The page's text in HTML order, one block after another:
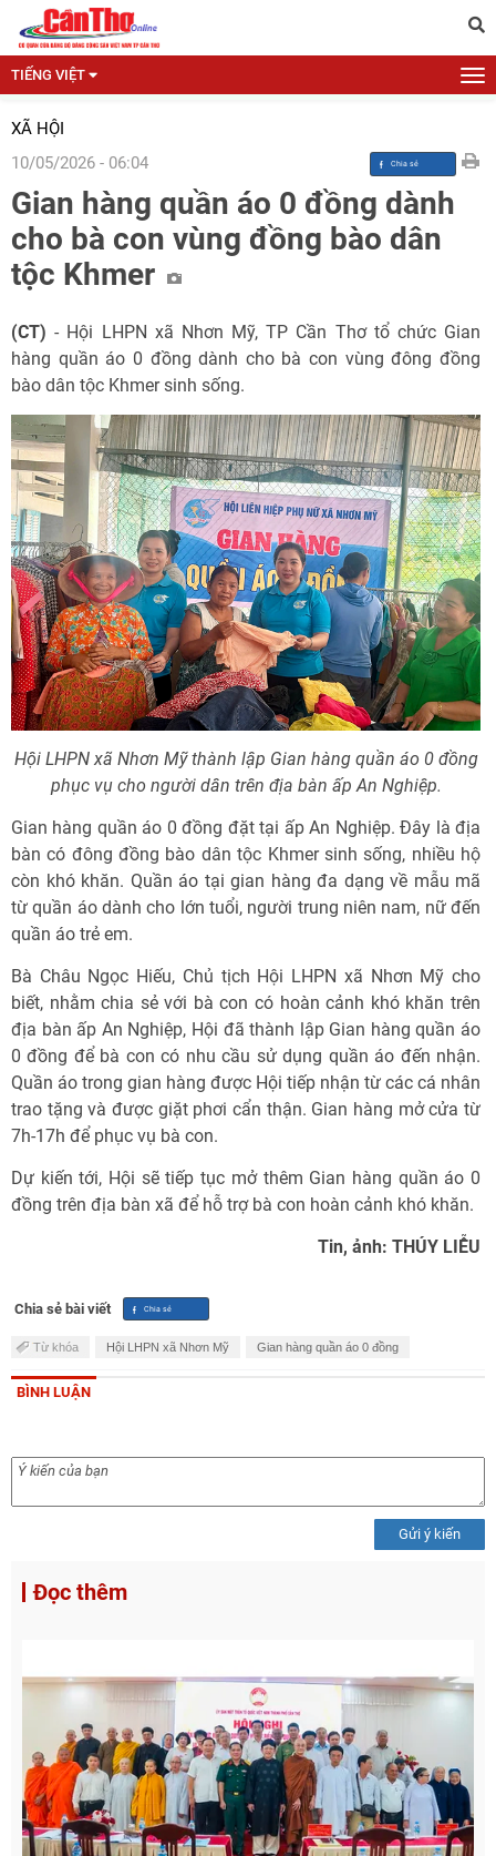
TIẾNG VIỆT
XÃ HỘI
10/05/2026 - 06:04
Gian hàng quần áo 0 đồng dành
cho bà con vùng đồng bào dân
tộc Khmer
(CT)- Hội LHPN xã Nhơn Mỹ, TP Cần Thơ tổ chức Gian
hàng quần áo 0 đồng dành cho bà con vùng đông đồng
bào dân tộc Khmer sinh sống.
Hội LHPN xã Nhơn Mỹ thành lập Gian hàng quần áo 0 đồng
phục vụ cho người dân trên địa bàn ấp An Nghiệp.
Gian hàng quần áo 0 đồng đặt tại ấp An Nghiệp. Đây là địa
bàn có đông đồng bào dân tộc Khmer sinh sống, nhiều hộ
còn khó khăn. Quần áo tại gian hàng đa dạng về mẫu mã
từ quần áo dành cho lớn tuổi, người trung niên nam, nữ đến
quần áo trẻ em.
Bà Châu Ngọc Hiếu, Chủ tịch Hội LHPN xã Nhơn Mỹ cho
biết, nhằm chia sẻ với bà con có hoàn cảnh khó khăn trên
địa bàn ấp An Nghiệp, Hội đã thành lập Gian hàng quần áo
0 đồng để bà con có nhu cầu sử dụng quần áo đến nhận.
Quần áo trong gian hàng được Hội tiếp nhận từ các cá nhân
trao tặng và được giặt phơi cẩn thận. Gian hàng mở cửa từ
7h-17h để phục vụ bà con.
Dự kiến tới, Hội sẽ tiếp tục mở thêm Gian hàng quần áo 0
đồng trên địa bàn xã để hỗ trợ bà con hoàn cảnh khó khăn.
Tin, ảnh: THÚY LIỄU
Chia sẻ bài viết
Từ khóa Hội LHPN xã Nhơn Mỹ Gian hàng quần áo 0 đồng
BÌNH LUẬN
Gửi ý kiến
Đọc thêm